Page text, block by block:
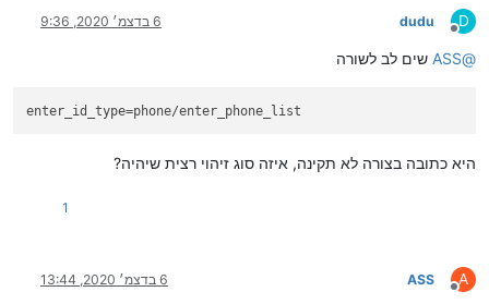
D
מנותק
dudu 6 בדצמ׳ 2020, 9:36
@
ASS שים לב לשורה
enter_id_type=phone/enter_phone_list
היא כתובה בצורה לא תקינה, איזה סוג זיהוי רצית שיהיה?
1
A
מנותק
ASS 6 בדצמ׳ 2020, 13:44